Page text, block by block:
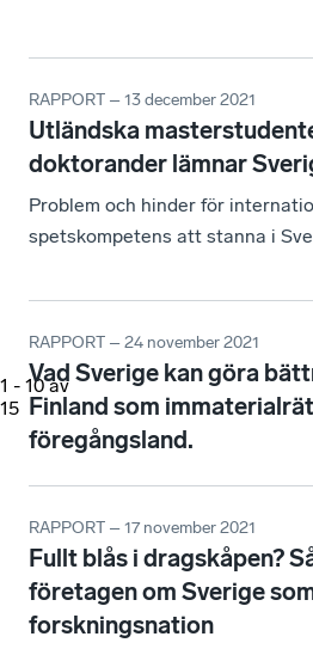
1 - 10 av
15
RAPPORT – 13 december 2021
Utländska
doktorander lämnar
Problem och hinder för
spetskompetens att stanna i
RAPPORT – 24 november 2021
Vad Sverige kan göra
Finland som
föregångsland.
RAPPORT – 17 november 2021
Fullt blås i dragskåpen?
företagen om Sverige
forskningsnation